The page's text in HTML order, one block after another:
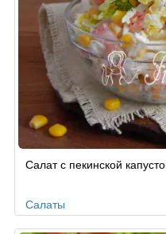
Салат с пекинской
Салаты